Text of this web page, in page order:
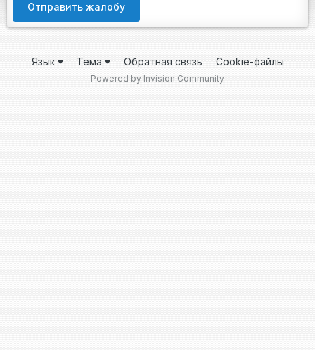
Отправить жалобу
Язык Тема Обратная связь Cookie-файлы
Powered by Invision Community